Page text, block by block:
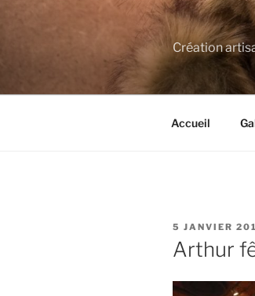
Création
Accueil
PUBLIÉ
LE
5 JANVIER
Arthur